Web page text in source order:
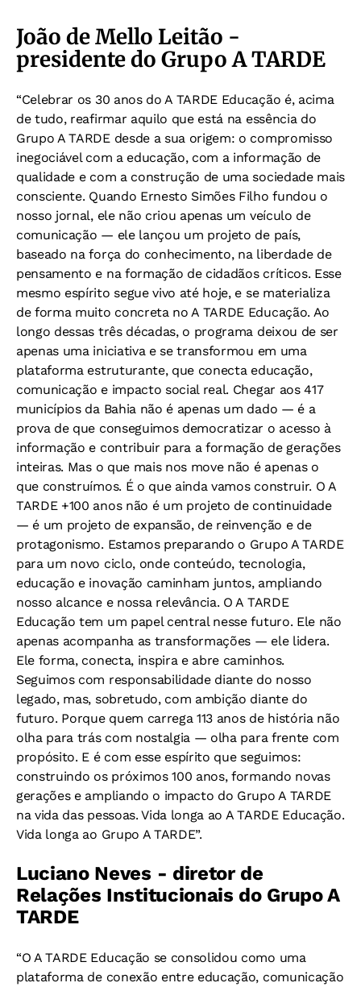
João de Mello Leitão -
presidente do Grupo A TARDE
“Celebrar os 30 anos do A TARDE Educação é, acima
de tudo, reafirmar aquilo que está na essência do
Grupo A TARDE desde a sua origem: o compromisso
inegociável com a educação, com a informação de
qualidade e com a construção de uma sociedade mais
consciente. Quando Ernesto Simões Filho fundou o
nosso jornal, ele não criou apenas um veículo de
comunicação — ele lançou um projeto de país,
baseado na força do conhecimento, na liberdade de
pensamento e na formação de cidadãos críticos. Esse
mesmo espírito segue vivo até hoje, e se materializa
de forma muito concreta no A TARDE Educação. Ao
longo dessas três décadas, o programa deixou de ser
apenas uma iniciativa e se transformou em uma
plataforma estruturante, que conecta educação,
comunicação e impacto social real. Chegar aos 417
municípios da Bahia não é apenas um dado — é a
prova de que conseguimos democratizar o acesso à
informação e contribuir para a formação de gerações
inteiras. Mas o que mais nos move não é apenas o
que construímos. É o que ainda vamos construir. O A
TARDE +100 anos não é um projeto de continuidade
— é um projeto de expansão, de reinvenção e de
protagonismo. Estamos preparando o Grupo A TARDE
para um novo ciclo, onde conteúdo, tecnologia,
educação e inovação caminham juntos, ampliando
nosso alcance e nossa relevância. O A TARDE
Educação tem um papel central nesse futuro. Ele não
apenas acompanha as transformações — ele lidera.
Ele forma, conecta, inspira e abre caminhos.
Seguimos com responsabilidade diante do nosso
legado, mas, sobretudo, com ambição diante do
futuro. Porque quem carrega 113 anos de história não
olha para trás com nostalgia — olha para frente com
propósito. E é com esse espírito que seguimos:
construindo os próximos 100 anos, formando novas
gerações e ampliando o impacto do Grupo A TARDE
na vida das pessoas. Vida longa ao A TARDE Educação.
Vida longa ao Grupo A TARDE”.
Luciano Neves - diretor de
Relações Institucionais do Grupo A
TARDE
“O A TARDE Educação se consolidou como uma
plataforma de conexão entre educação, comunicação